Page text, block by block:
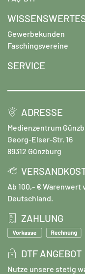
Gewerbekunden
Faschingsvereine
SERVICE
ADRESSE
Medienzentrum
Georg-Elser-Str. 16
89312 Günzburg
Ab 100,- €
Deutschland.
ZAHLUNG
DTF ANGEBOT
Nutze unsere stetig